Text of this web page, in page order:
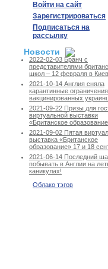
Войти на сайт
Зарегистрироваться
Подписаться на
рассылку
Новости
2022-02-03 Бранч с
представителями
школ – 12 февраля в
2021-10-14 Англия сняла
карантинные
вакцинированных
2021-09-22 Призы для
виртуальной выставки
«Британское
2021-09-02 Пятая
выставка «Британское
образование» 17 и 18
2021-06-14 Последний
побывать в Англии на
каникулах!
Облако тэгов